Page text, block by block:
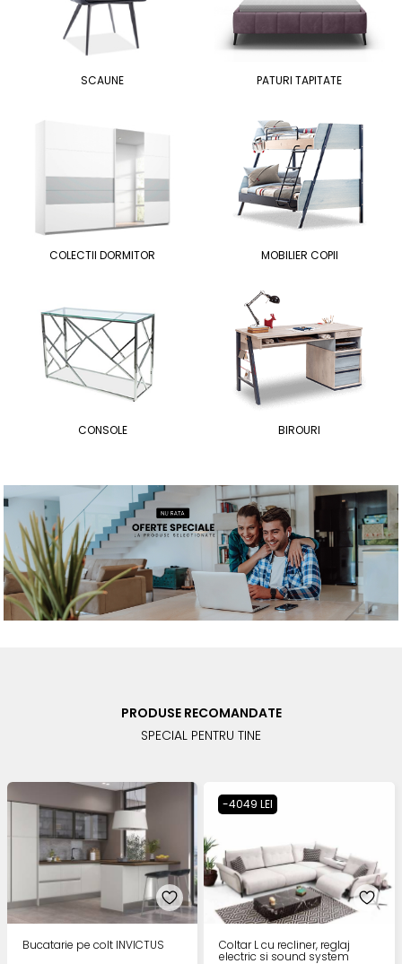
SCAUNE PATURI TAPITATE
COLECTII DORMITOR MOBILIER COPII
CONSOLE BIROURI
PRODUSE RECOMANDATE
SPECIAL PENTRU TINE
Bucatarie pe colt INVICTUS
-4049 LEI
Coltar L cu recliner, reglaj
electric si sound system